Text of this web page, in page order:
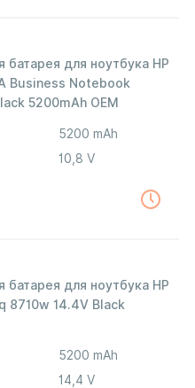
батарея для ноутбука HP
Business Notebook
5200mAh OEM
5200 mAh
10,8 V
батарея для ноутбука HP
8710w 14.4V Black
5200 mAh
14,4 V